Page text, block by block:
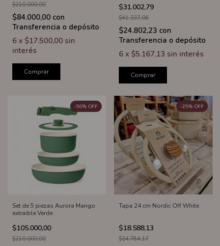
$210.000,00
$84.000,00 con
Transferencia o depósito
6 x $17.500,00 sin
interés
Comprar
$31.002,79
$41.337,06
$24.802,23 con
Transferencia o depósito
6 x $5.167,13 sin interés
Comprar
Set de 5 piezas Aurora Mango
extraible Verde
$105.000,00
-50% OFF
$210.000,00
Tapa 24 cm Nordic Off White
$18.588,13
-25% OFF
$24.784,17